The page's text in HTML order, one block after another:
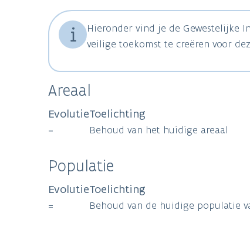
Hieronder vind je de Gewestelijke
veilige toekomst te creëren voor
Areaal
Evolutie
=
Toelichting
Behoud van het huidige areaal
Populatie
Evolutie
=
Toelichting
Behoud van de huidige populatie